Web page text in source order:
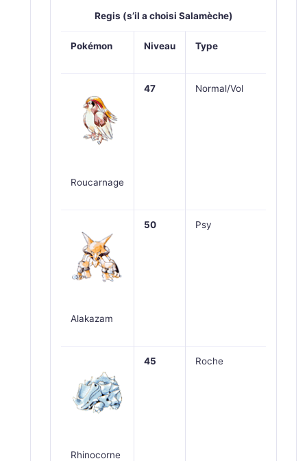
Regis (s’il a choisi Salamèche)
Pokémon Niveau Type
Roucarnage
47 Normal/Vol
Alakazam
50 Psy
Rhinocorne
45 Roche